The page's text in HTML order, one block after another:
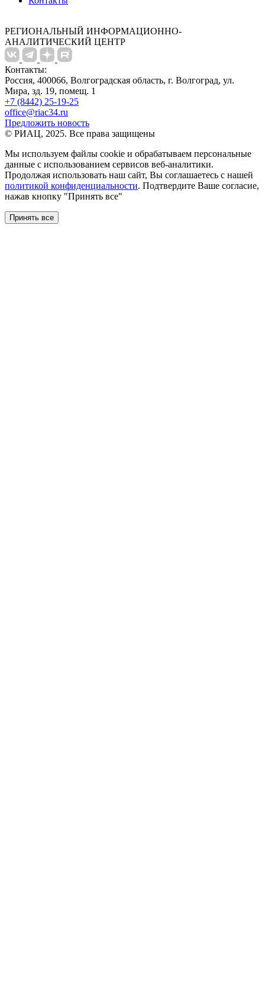
РЕГИОНАЛЬНЫЙ ИНФОРМАЦИОННО-
АНАЛИТИЧЕСКИЙ ЦЕНТР
Контакты:
Россия, 400066, Волгоградская область, г. Волгоград, ул.
Мира, зд. 19, помещ. 1
+7 (8442) 25-19-25
office@riac34.ru
Предложить новость
© РИАЦ, 2025. Все права защищены
Мы используем файлы сookie и обрабатываем персональные
данные с использованием сервисов веб-аналитики.
Продолжая использовать наш сайт, Вы соглашаетесь с нашей
политикой конфиденциальности. Подтвердите Ваше согласие,
нажав кнопку "Принять все"
Принять все